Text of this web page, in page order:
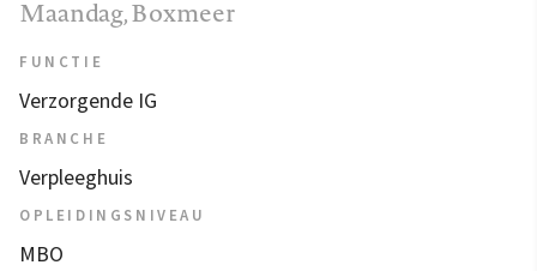
Maandag, Boxmeer
FUNCTIE
Verzorgende IG
BRANCHE
Verpleeghuis
OPLEIDINGSNIVEAU
MBO